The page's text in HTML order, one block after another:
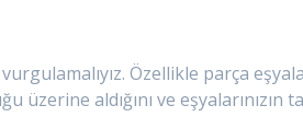
Özellikle parça
aldığını ve eşyalarınızın